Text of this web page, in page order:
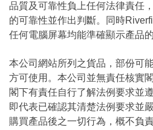
品質及可靠性負上任何法律責任
的可靠性並作出判斷。同時
任何電腦屏幕均能準確顯示產品
本公司網站所列之貨品，部份可
方可使用。本公司並無責任核實
閣下有責任自行了解法例要求並
即代表已確認其清楚法例要求並
購買產品後之一切行為，概不負